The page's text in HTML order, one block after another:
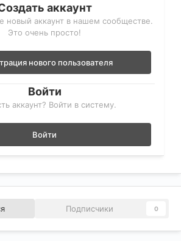
аккаунт
новый аккаунт в нашем сообществе.
Это очень просто!
нового пользователя
Войти
аккаунт? Войти в систему.
Войти
Подписчики 0